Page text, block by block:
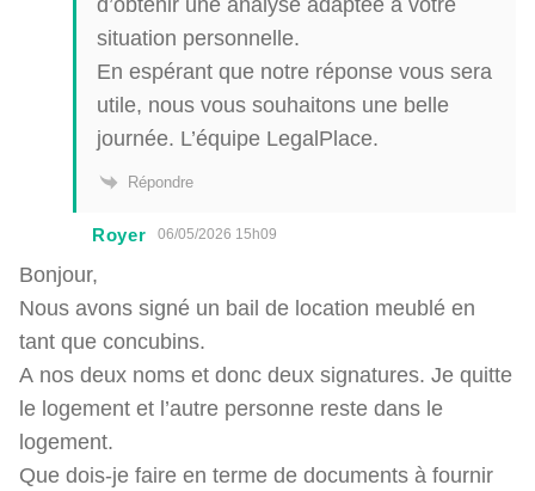
situation personnelle.
En espérant que notre réponse vous sera
utile, nous vous souhaitons une belle
journée. L’équipe LegalPlace.
Répondre
Royer 06/05/2026 15h09
Bonjour,
Nous avons signé un bail de location meublé en
tant que concubins.
A nos deux noms et donc deux signatures. Je quitte
le logement et l’autre personne reste dans le
logement.
Que dois-je faire en terme de documents à fournir